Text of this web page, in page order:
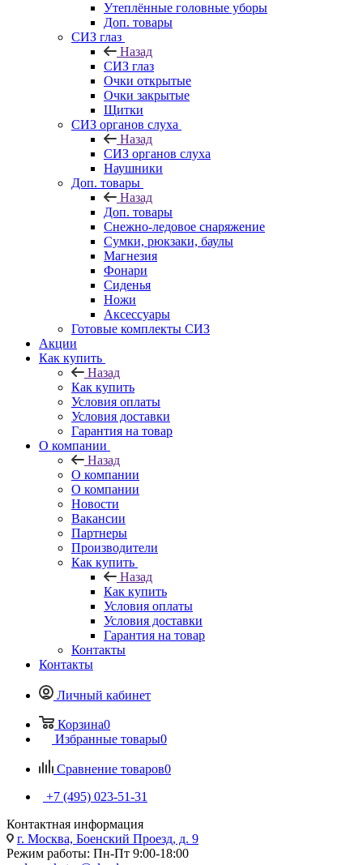
Утеплённые головные уборы
Доп. товары
СИЗ глаз
Назад
СИЗ глаз
Очки открытые
Очки закрытые
Щитки
СИЗ органов слуха
Назад
СИЗ органов слуха
Наушники
Доп. товары
Назад
Доп. товары
Снежно-ледовое снаряжение
Сумки, рюкзаки, баулы
Магнезия
Фонари
Сиденья
Ножи
Аксессуары
Готовые комплекты СИЗ
Акции
Как купить
Назад
Как купить
Условия оплаты
Условия доставки
Гарантия на товар
О компании
Назад
О компании
О компании
Новости
Вакансии
Партнеры
Производители
Как купить
Назад
Как купить
Условия оплаты
Условия доставки
Гарантия на товар
Контакты
Контакты
Личный кабинет
Корзина0
Избранные товары0
Сравнение товаров0
+7 (495) 023-51-31
Контактная информация
г. Москва, Боенский Проезд, д. 9
Режим работы: Пн-Пт 9:00-18:00